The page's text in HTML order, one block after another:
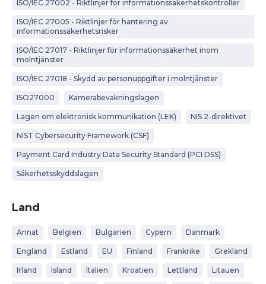
ISO/IEC 27002 - Riktlinjer för informationssäkerhetskontroller
ISO/IEC 27005 - Riktlinjer för hantering av
informationssäkerhetsrisker
ISO/IEC 27017 - Riktlinjer för informationssäkerhet inom
molntjänster
ISO/IEC 27018 - Skydd av personuppgifter i molntjänster
ISO27000 Kamerabevakningslagen
Lagen om elektronisk kommunikation (LEK) NIS 2-direktivet
NIST Cybersecurity Framework (CSF)
Payment Card Industry Data Security Standard (PCI DSS)
Säkerhetsskyddslagen
Land
Annat Belgien Bulgarien Cypern Danmark
England Estland EU Finland Frankrike Grekland
Irland Island Italien Kroatien Lettland Litauen